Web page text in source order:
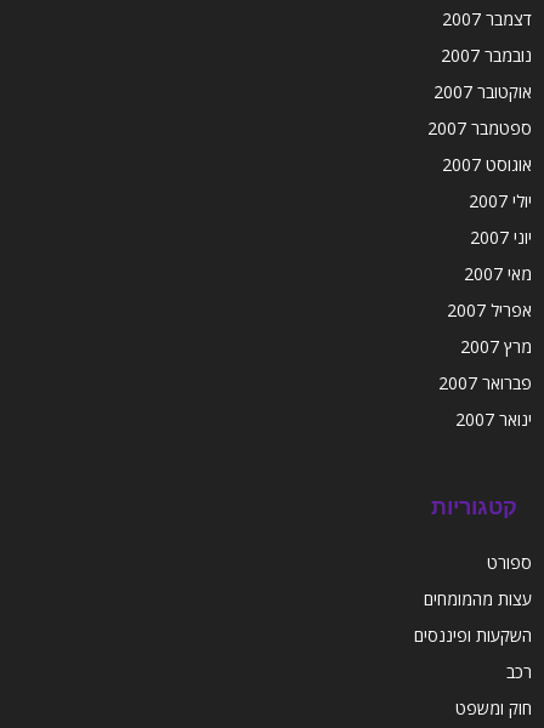
דצמבר 2007
נובמבר 2007
אוקטובר 2007
ספטמבר 2007
אוגוסט 2007
יולי 2007
יוני 2007
מאי 2007
אפריל 2007
מרץ 2007
פברואר 2007
ינואר 2007
קטגוריות
ספורט
עצות מהמומחים
השקעות ופיננסים
רכב
חוק ומשפט